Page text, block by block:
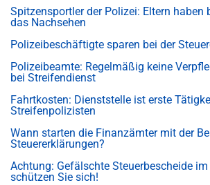
Spitzensportler der Polizei: Eltern haben
das Nachsehen
Polizeibeschäftigte sparen bei der
Polizeibeamte: Regelmäßig keine
bei Streifendienst
Fahrtkosten: Dienststelle ist erste
Streifenpolizisten
Wann starten die Finanzämter mit der
Steuererklärungen?
Achtung: Gefälschte Steuerbescheide
schützen Sie sich!